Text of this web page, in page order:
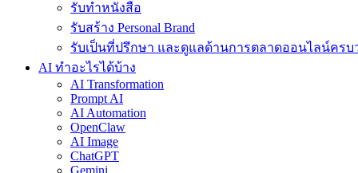
รับทำหนังสือ
รับสร้าง Personal Brand
รับเป็นที่ปรึกษา และดูแลด้านการตลาดออนไลน์ครบ
AI ทำอะไรได้บ้าง
AI Transformation
Prompt AI
AI Automation
OpenClaw
AI Image
ChatGPT
Gemini